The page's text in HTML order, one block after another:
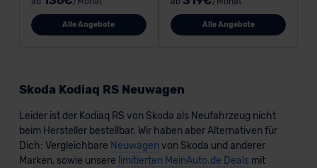
Alle Angebote Alle Angebote
Skoda Kodiaq RS Neuwagen
Leider ist der Kodiaq RS von Skoda als Neufahrzeug nicht
beim Hersteller bestellbar. Wir haben aber Alternativen für
Dich: Vergleichbare Neuwagenvon Skoda und anderer
Marken, sowie unsere limitierten MeinAuto.de Dealsmit